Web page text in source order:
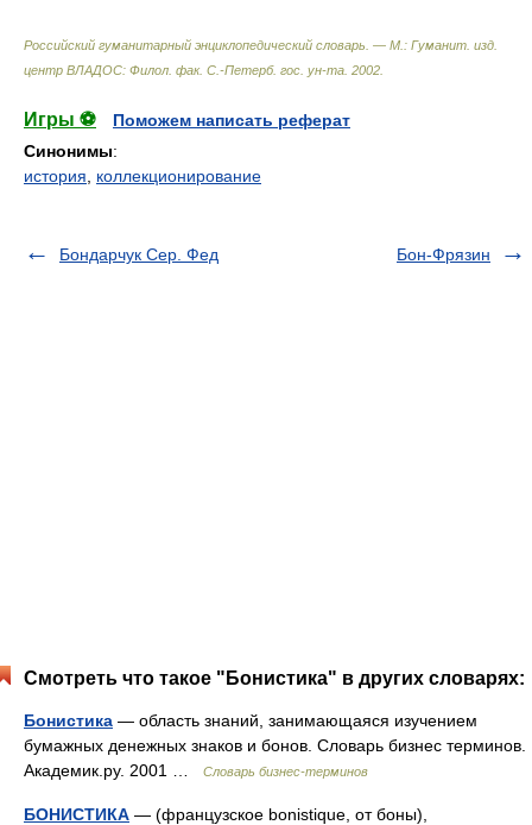
Российский гуманитарный энциклопедический словарь. — М.: Гуманит. изд.
центр ВЛАДОС: Филол. фак. С.-Петерб. гос. ун-та 2002
Игры ⚽
Поможем написать реферат
Синонимы:
история
коллекционирование
Бондарчук Сер. Фед Бон-Фрязин
Смотреть что такое "Бонистика" в других словарях:
Бонистика — область знаний, занимающаяся изучением
бумажных денежных знаков и бонов. Словарь бизнес терминов.
Академик.ру. 2001 …
Словарь бизнес-терминов
БОНИСТИКА — (французское bonistique, от боны),